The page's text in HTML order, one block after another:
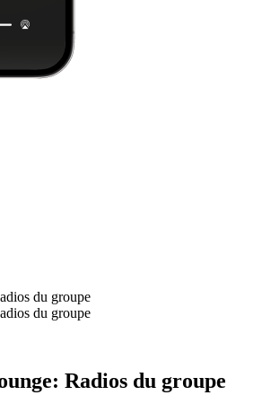
du groupe
du groupe
Radios du groupe